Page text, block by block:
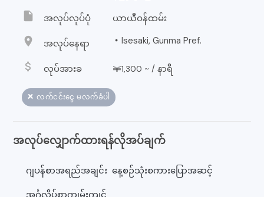
insert_drive_file အလုပ်လုပ်ပုံ ယာယီဝန်ထမ်း
location_on အလုပ်နေရာ ・Isesaki, Gunma Pref.
attach_money လုပ်အားခ ￥1,300 ~ / နာရီ
❌ လက်ငင်းငွေ မလက်ခံပါ
အလုပ်လျှောက်ထားရန်လိုအပ်ချက်
ဂျပန်စာအရည်အချင်း နေ့စဉ်သုံးစကားပြောအဆင့်